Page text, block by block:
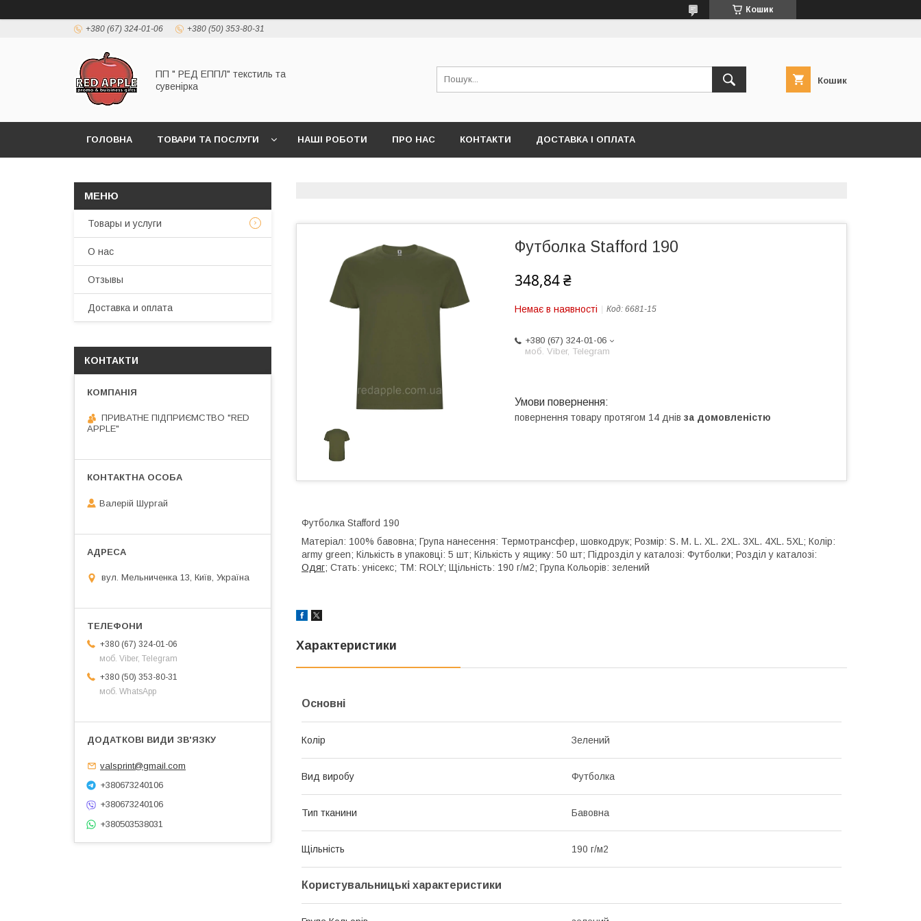
Кошик
+380 (67) 324-01-06 +380 (50) 353-80-31
ПП " РЕД ЕППЛ" текстиль та
сувенірка
Кошик
ГОЛОВНА ТОВАРИ ТА ПОСЛУГИ НАШІ РОБОТИ ПРО НАС КОНТАКТИ ДОСТАВКА І ОПЛАТА
Футболка Stafford 190
348,84 ₴
Немає в наявності Код: 6681-15
+380 (67) 324-01-06
моб. Viber, Telegram
повернення товару протягом 14 днів за домовленістю
Футболка Stafford 190
Матеріал: 100% бавовна; Група нанесення: Термотрансфер, шовкодрук; Розмір: S. M. L. XL. 2XL. 3XL. 4XL. 5XL; Колір:
army green; Кількість в упаковці: 5 шт; Кількість у ящику: 50 шт; Підрозділ у каталозі: Футболки; Розділ у каталозі:
Одяг; Стать: унісекс; ТМ: ROLY; Щільність: 190 г/м2; Група Кольорів: зелений
Характеристики
Основні
Колір Зелений
Вид виробу Футболка
Тип тканини Бавовна
Щільність 190 г/м2
Користувальницькі характеристики
Товары и услуги
О нас
Отзывы
Доставка и оплата
КОНТАКТИ
ПРИВАТНЕ ПІДПРИЄМСТВО "RED
APPLE"
Валерій Шургай
вул. Мельниченка 13, Київ, Україна
+380 (67) 324-01-06
моб. Viber, Telegram
+380 (50) 353-80-31
моб. WhatsApp
valsprint@gmail.com
+380673240106
+380673240106
+380503538031